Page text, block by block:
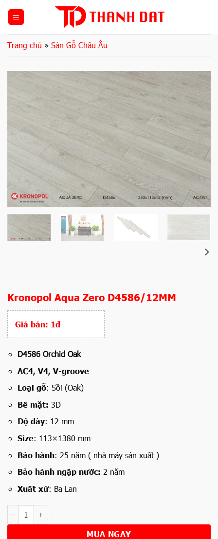
dungTrang chủ » Sàn Gỗ Châu Âu
Kronopol Aqua Zero D4586/12MM
Giá bán: 1đ
D4586 Orchid Oak
AC4, V4, V-groove
Loại gỗ: Sồi (Oak)
Bề mặt: 3D
Độ dày: 12 mm
Size: 113×1380 mm
Bảo hành: 25 năm ( nhà máy sản xuất )
Bảo hành ngập nước: 2 năm
Xuất xứ: Ba Lan
Số lượng
MUA NGAY